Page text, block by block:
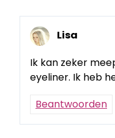
Lisa
Ik kan zeker
eyeliner. Ik heb
Beantwoorden